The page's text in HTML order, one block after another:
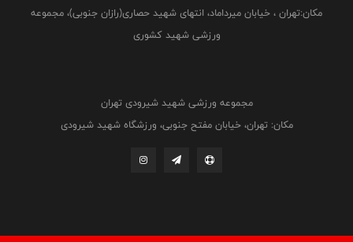
مکان:تهران ، خیابان میرداماد، انتهای شهید حصاری(رازان جنوبی)، مجموعه
ورزشی شهید کشوری
مجموعه ورزشی شهید شیرودی تهران
مکان: تهران، خیابان مفتح جنوبی، ورزشگاه شهید شیرودی